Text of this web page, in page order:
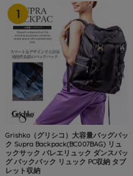
Grishko（グリシコ）大容量バッグパッ
ク Supra Backpack(BC007BAG) リュ
ックサック バレエリュック ダンスバッ
グ バックパック リュック PC収納 タブ
レット収納